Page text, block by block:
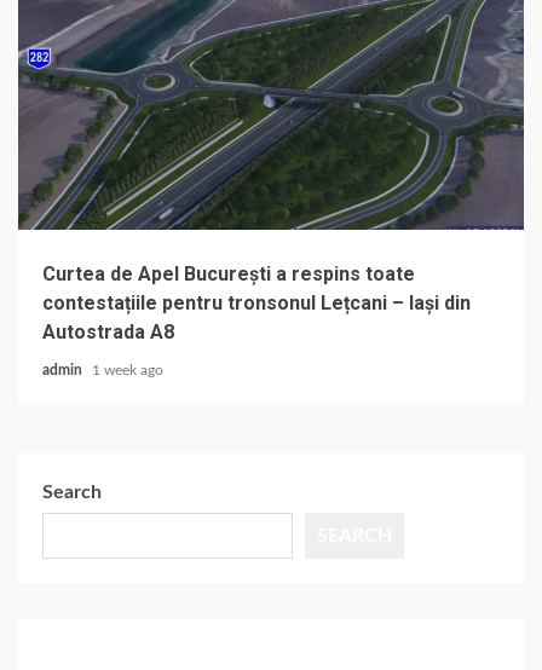
Curtea de Apel București a respins toate
contestațiile pentru tronsonul Lețcani – Iași din
Autostrada A8
admin 1 week ago
Search